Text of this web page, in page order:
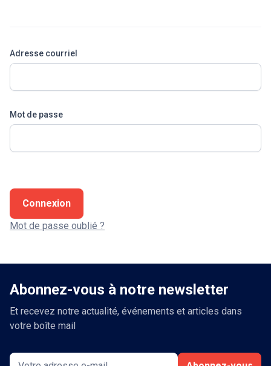
Adresse courriel
Mot de passe
Connexion
Mot de passe oublié ?
Abonnez-vous à notre newsletter
Et recevez notre actualité, événements et articles dans
votre boîte mail